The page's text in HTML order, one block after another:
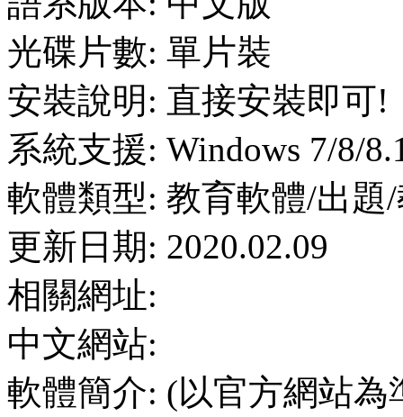
光碟片數: 單片裝
安裝說明: 直接安裝即可!
系統支援: Windows 7/8/
軟體類型: 教育軟體/出題
更新日期: 2020.02.09
相關網址:
中文網站:
軟體簡介: (以官方網站為